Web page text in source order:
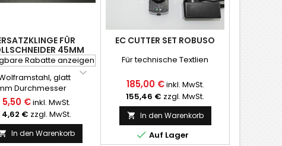
FÜR
45MM
Rabatte anzeigen

glatt
Durchmesser
5,50 €inkl. MwSt.
4,62 € zzgl. MwSt.
In den Warenkorb
EC CUTTER SET ROBUSO
Für technische Textlien
185,00 €inkl. MwSt.
155,46 € zzgl. MwSt.
 In den Warenkorb
 Auf Lager